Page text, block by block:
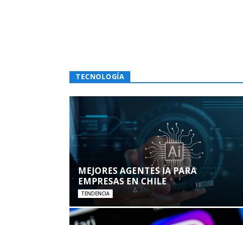
TECNOLOGÍA
MEJORES AGENTES IA PARA
EMPRESAS EN CHILE
TENDENCIA